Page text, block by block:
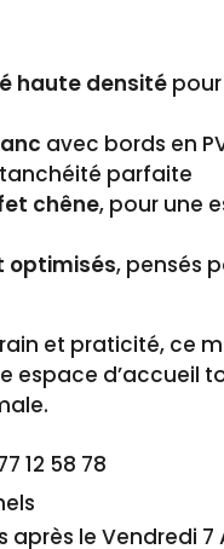
haute densité
avec bords en
parfaite
chêne, pour une
optimisés, pensés
et praticité, ce
espace d’accueil
12 58 78
le Vendredi 7